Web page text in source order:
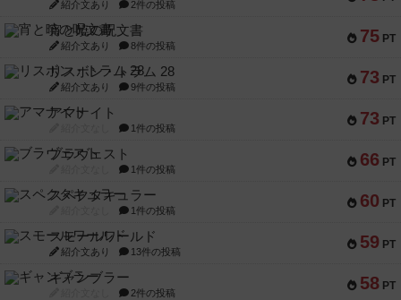
紹介文あり 2件の投稿
75 PT
宵と暁の呪文書
紹介文あり 8件の投稿
73 PT
リスボン・トラム 28
紹介文あり 9件の投稿
73 PT
アマナイト
1件の投稿
66 PT
ブラヴェスト
1件の投稿
60 PT
スペクタキュラー
1件の投稿
59 PT
スモールワールド
紹介文あり 13件の投稿
58 PT
ギャンブラー
2件の投稿